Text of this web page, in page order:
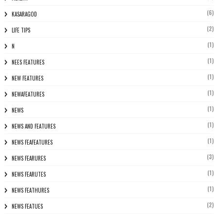
KASARAGOD (6)
LIFE TIPS (2)
N (1)
NEES FEATURES (1)
NEW FEATURES (1)
NEWAFEATURES (1)
NEWS (1)
NEWS AND FEATURES (1)
NEWS FEAFEATURES (1)
NEWS FEARURES (3)
NEWS FEARUTES (1)
NEWS FEATHURES (1)
NEWS FEATUES (2)